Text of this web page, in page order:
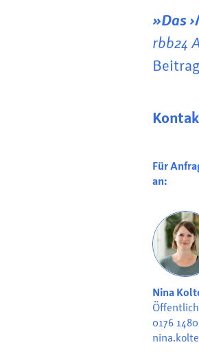
»Das
rbb24
Für
an:
Nina
0176